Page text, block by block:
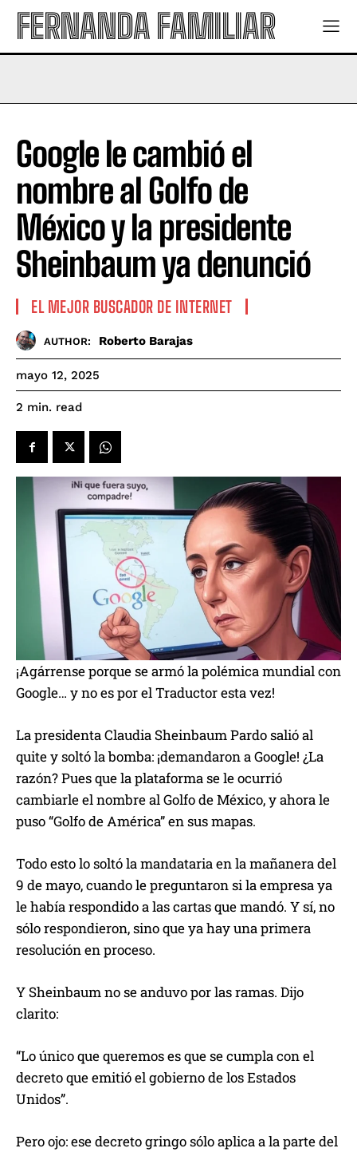
FERNANDA FAMILIAR
Google le cambió el
nombre al Golfo de
México y la presidente
Sheinbaum ya denunció
EL MEJOR BUSCADOR DE INTERNET
AUTHOR: Roberto Barajas
mayo 12, 2025
2 min. read
¡Agárrense porque se armó la polémica mundial con
Google… y no es por el Traductor esta vez!
La presidenta Claudia Sheinbaum Pardo salió al
quite y soltó la bomba: ¡demandaron a Google! ¿La
razón? Pues que la plataforma se le ocurrió
cambiarle el nombre al Golfo de México, y ahora le
puso “Golfo de América” en sus mapas.
Todo esto lo soltó la mandataria en la mañanera del
9 de mayo, cuando le preguntaron si la empresa ya
le había respondido a las cartas que mandó. Y sí, no
sólo respondieron, sino que ya hay una primera
resolución en proceso.
Y Sheinbaum no se anduvo por las ramas. Dijo
clarito:
“Lo único que queremos es que se cumpla con el
decreto que emitió el gobierno de los Estados
Unidos”.
Pero ojo: ese decreto gringo sólo aplica a la parte del